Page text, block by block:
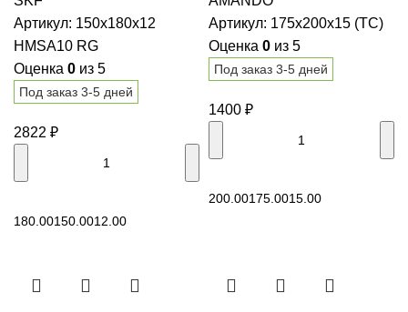
Артикул: 150x180x12
HMSA10 RG
Оценка 0 из 5
Под заказ 3-5 дней
2822 ₽
180.00150.0012.00
Артикул: 175x200x15 (TC)
Оценка 0 из 5
Под заказ 3-5 дней
1400 ₽
200.00175.0015.00